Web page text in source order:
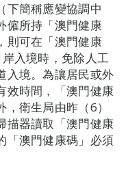
下簡稱應變協調中
僱所持「澳門健康
則可在「澳門健康
入境時，免除人工
入境。為讓居民或外
效時間，「澳門健康
衛生局由昨（6）
描器讀取「澳門健康
「澳門健康碼」必須